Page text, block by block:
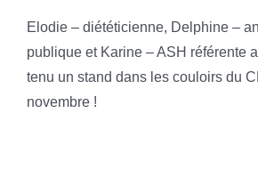
Elodie – diététicienne, Delphine –
publique et Karine – ASH référente
tenu un stand dans les couloirs du
novembre !